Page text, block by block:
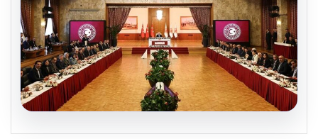
05.08.2026